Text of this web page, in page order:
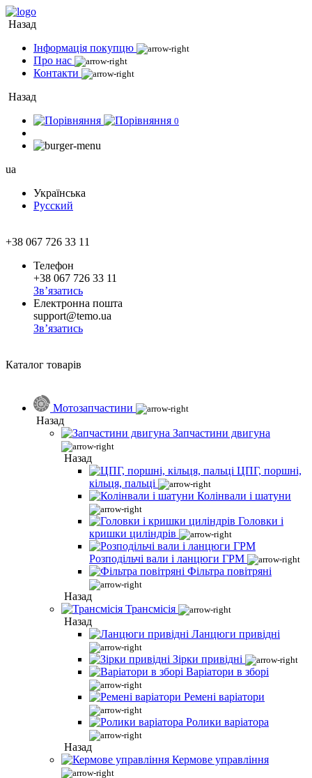
Назад
Інформація покупцю
Про нас
Контакти
Назад
0
ua
Українська
Русский
+38 067 726 33 11
Телефон
+38 067 726 33 11
Зв’язатись
Електронна пошта
support@temo.ua
Зв’язатись
Каталог товарів
Мотозапчастини
Назад
Запчастини двигуна
Назад
ЦПГ, поршні,
кільця, пальці
Колінвали і шатуни
Головки і
кришки циліндрів
Розподільчі вали і ланцюги ГРМ
Фільтра повітряні
Назад
Трансмісія
Назад
Ланцюги привідні
Зірки привідні
Варіатори в зборі
Ремені варіатори
Ролики варіатора
Назад
Кермове управління